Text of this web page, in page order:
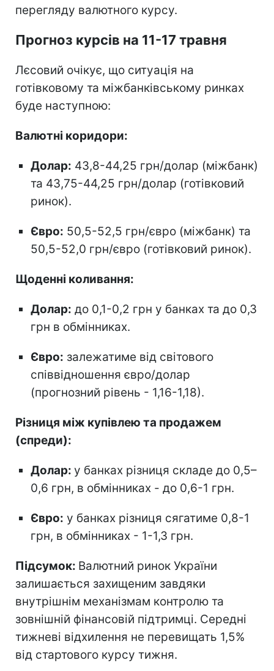
перегляду валютного курсу.
Прогноз курсів на 11-17 травня
Лєсовий очікує, що ситуація на
готівковому та міжбанківському ринках
буде наступною:
Валютні коридори:
Долар: 43,8-44,25 грн/долар (міжбанк)
та 43,75-44,25 грн/долар (готівковий
ринок).
Євро: 50,5-52,5 грн/євро (міжбанк) та
50,5-52,0 грн/євро (готівковий ринок).
Щоденні коливання:
Долар: до 0,1-0,2 грн у банках та до 0,3
грн в обмінниках.
Євро: залежатиме від світового
співвідношення євро/долар
(прогнозний рівень - 1,16-1,18).
Різниця між купівлею та продажем
(спреди):
Долар: у банках різниця складе до 0,5–
0,6 грн, в обмінниках - до 0,6-1 грн.
Євро: у банках різниця сягатиме 0,8-1
грн, в обмінниках - 1-1,3 грн.
Підсумок: Валютний ринок України
залишається захищеним завдяки
внутрішнім механізмам контролю та
зовнішній фінансовій підтримці. Середні
тижневі відхилення не перевищать 1,5%
від стартового курсу тижня.